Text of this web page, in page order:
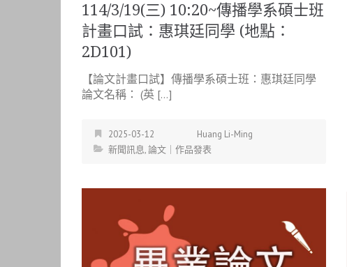
114/3/19(三) 10:20~傳播學系碩士班
計畫口試：惠琪廷同學 (地點：
2D101)
【論文計畫口試】傳播學系碩士班：惠琪廷同學
論文名稱： (英 […]
2025-03-12
Huang Li-Ming
新聞訊息,論文｜作品發表